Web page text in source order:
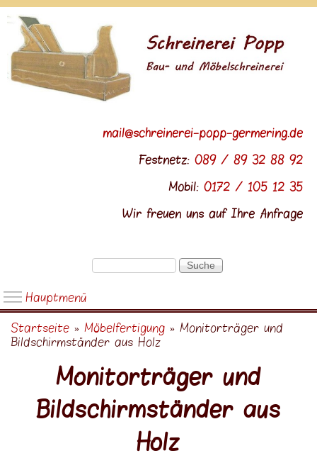
mail@schreinerei-popp-germering.de
Festnetz: 089 / 89 32 88 92
Mobil: 0172 / 105 12 35
Wir freuen uns auf Ihre Anfrage
Suchformular
Suche
Hauptmenü
Hauptmenü
Möbelfertigung
Schreibtische und Büromöbel
Badmöbel
Schränke
Sie sind hier
Startseite » Möbelfertigung » Monitorträger und
Bildschirmständer aus Holz
Monitorträger und
Bildschirmständer aus
Holz